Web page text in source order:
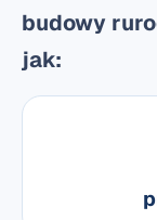
budowy
jak: